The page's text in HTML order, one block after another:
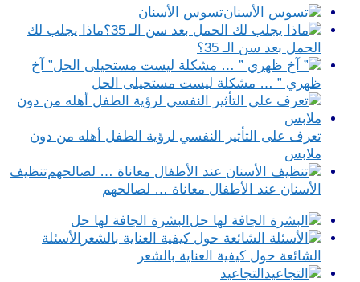
تسوس الأسنان
ماذا يجلب لك
الحمل بعد سن الـ 35؟
” آخ
ظهري ” … مشكلة ليست مستحيلى الحل
تعرف على التأثير النفسي لرؤية الطفل أهله من دون
ملابس
تنظيف
الأسنان عند الأطفال معاناة … لصالحهم
البشرة الجافة لها حل
الأسئلة
الشائعة حول كيفية العناية بالشعر
التجاعيد